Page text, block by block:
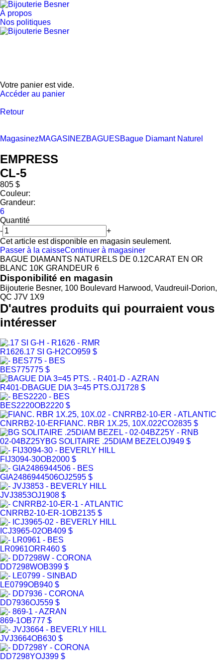
À propos
Nos politiques
Votre panier est vide.
Accéder au panier
Retour
MagasinezMAGASINEZBAGUESBague Diamant Naturel
EMPRESS
CL-5
805 $
Couleur:
Grandeur:
6
Quantité
-
+
Cet article est disponible en magasin seulement.
Passer à la caisseContinuer à magasiner
BAGUE DIAMANTS NATURELS DE 0.12CARAT EN OR
BLANC 10K GRANDEUR 6
Disponibilité en magasin
Bijouterie Besner, 100 Boulevard Harwood, Vaudreuil-Dorion,
QC J7V 1X9
D'autres produits qui pourraient vous
intéresser
R1626.17 SI G-H 2CO959 $
BES775775 $
R401-DBAGUE DIA 3=45 PTS.OJ1728 $
BES2220OB2220 $
CNRRB2-10-ERFIANC. RBR 1X.25, 10X.022CO2835 $
02-04BZ25YBG SOLITAIRE .25DIAM BEZELOJ949 $
FIJ3094-30OB2000 $
GIA2486944506OJ2595 $
JVJ3853OJ1908 $
CNRRB2-10-ER-1OB2135 $
ICJ3965-02OB409 $
LR0961ORR460 $
DD7298WOB399 $
LE0799OB940 $
DD7936OJ559 $
869-1OB777 $
JVJ3664OB630 $
DD7298YOJ399 $